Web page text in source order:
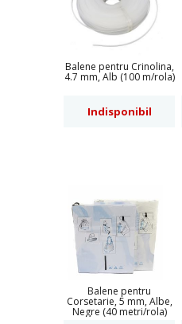
Balene pentru Crinolina,
4.7 mm, Alb (100 m/rola)
Indisponibil
Balene pentru
Corsetarie, 5 mm, Albe,
Negre (40 metri/rola)